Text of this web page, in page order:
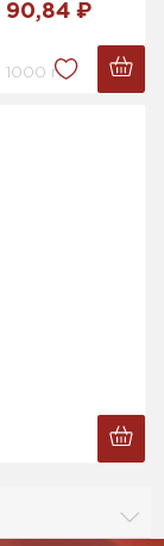
90,84 ₽
1000 г.